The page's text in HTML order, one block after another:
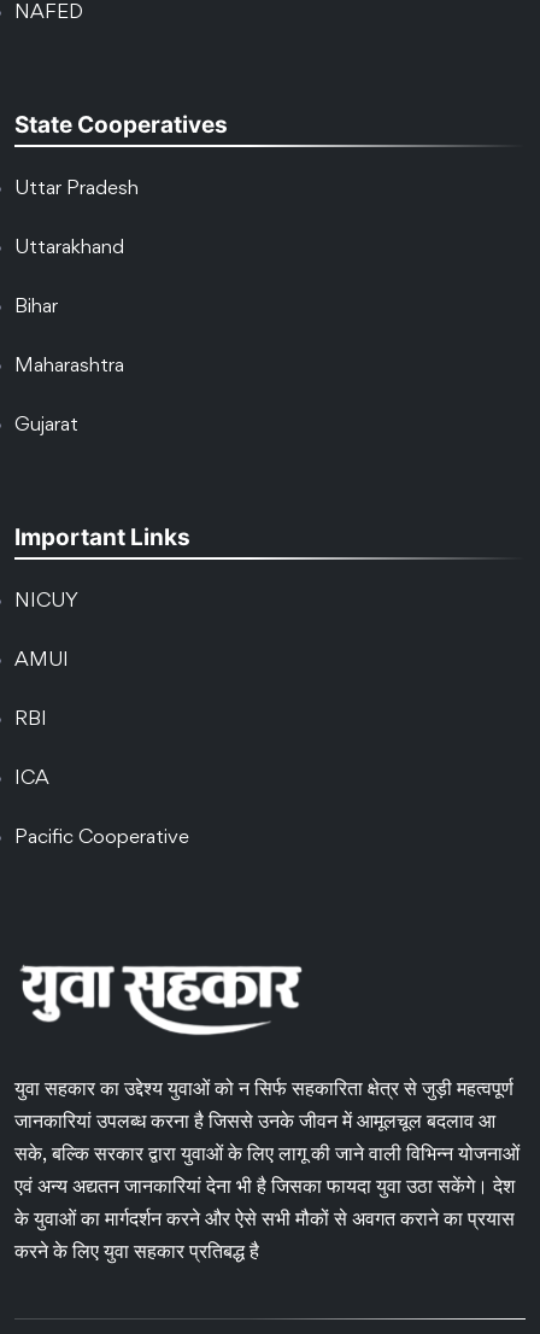
NAFED
State Cooperatives
Uttar Pradesh
Uttarakhand
Bihar
Maharashtra
Gujarat
Important Links
NICUY
AMUI
RBI
ICA
Pacific Cooperative
युवा सहकार का उद्देश्य युवाओं को न सिर्फ सहकारिता क्षेत्र से जुड़ी महत्वपूर्ण
जानकारियां उपलब्ध करना है जिससे उनके जीवन में आमूलचूल बदलाव आ
सके, बल्कि सरकार द्वारा युवाओं के लिए लागू की जाने वाली विभिन्न योजनाओं
एवं अन्य अद्यतन जानकारियां देना भी है जिसका फायदा युवा उठा सकेंगे। देश
के युवाओं का मार्गदर्शन करने और ऐसे सभी मौकों से अवगत कराने का प्रयास
करने के लिए युवा सहकार प्रतिबद्ध है